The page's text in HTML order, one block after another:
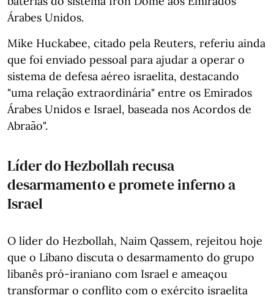
Árabes Unidos.
Mike Huckabee, citado pela Reuters, referiu ainda
que foi enviado pessoal para ajudar a operar o
sistema de defesa aéreo israelita, destacando
"uma relação extraordinária" entre os Emirados
Árabes Unidos e Israel, baseada nos Acordos de
Abraão".
Líder do Hezbollah recusa
desarmamento e promete inferno a
Israel
O líder do Hezbollah, Naim Qassem, rejeitou hoje
que o Líbano discuta o desarmamento do grupo
libanês pró-iraniano com Israel e ameaçou
transformar o conflito com o exército israelita